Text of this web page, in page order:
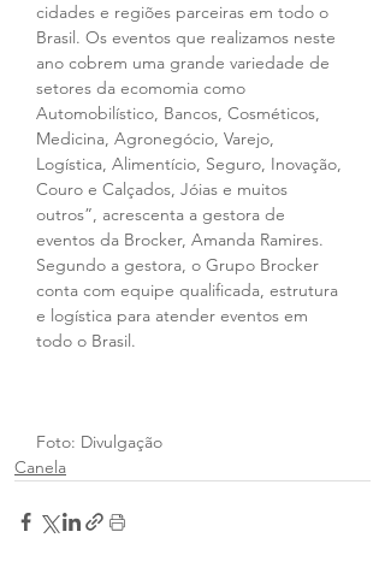
cidades e regiões parceiras em todo o
Brasil. Os eventos que realizamos neste
ano cobrem uma grande variedade de
setores da ecomomia como
Automobilístico, Bancos, Cosméticos,
Medicina, Agronegócio, Varejo,
Logística, Alimentício, Seguro, Inovação,
Couro e Calçados, Jóias e muitos
outros”, acrescenta a gestora de
eventos da Brocker, Amanda Ramires.
Segundo a gestora, o Grupo Brocker
conta com equipe qualificada, estrutura
e logística para atender eventos em
todo o Brasil.
Foto: Divulgação
Canela